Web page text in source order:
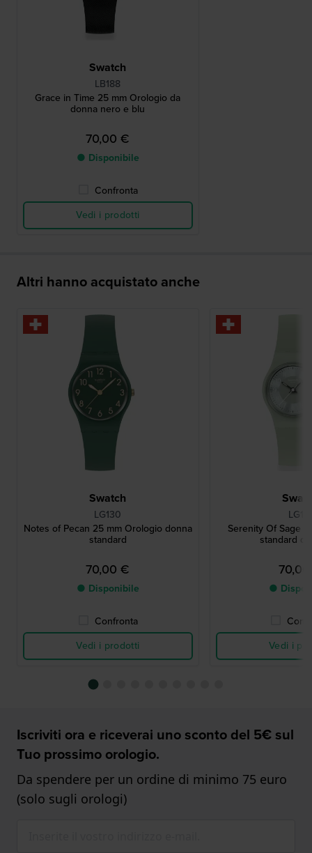
Swatch
LB188
Grace in Time 25 mm Orologio da
donna nero e blu
70,00 €
● Disponibile
Confronta
Vedi i prodotti
Altri hanno acquistato anche
Swatch
LG130
Notes of Pecan 25 mm Orologio donna
standard
70,00 €
● Disponibile
Confronta
Vedi i prodotti
LG131
Serenity Of Sage
standard
●
Vedi i
Iscriviti ora e riceverai uno sconto del 5€ sul
Tuo prossimo orologio.
Da spendere per un ordine di minimo 75 euro
(solo sugli orologi)